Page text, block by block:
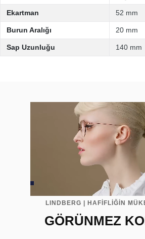
Ekartman 52 mm
Burun Aralığı 20 mm
Sap Uzunluğu 140 mm
LINDBERG | HAFİFLİĞİN
GÖRÜNMEZ